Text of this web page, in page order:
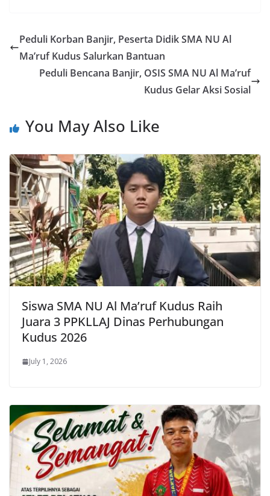
Peduli Korban Banjir, Peserta Didik SMA NU Al
Ma’ruf Kudus Salurkan Bantuan
Peduli Bencana Banjir, OSIS SMA NU Al Ma’ruf
Kudus Gelar Aksi Sosial
You May Also Like
Siswa SMA NU Al Ma’ruf Kudus Raih
Juara 3 PPKLLAJ Dinas Perhubungan
Kudus 2026
July 1, 2026